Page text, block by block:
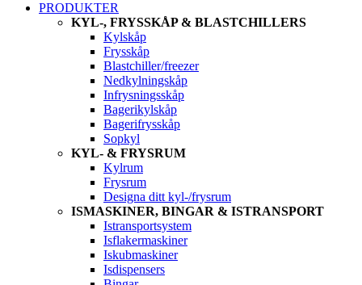
PRODUKTER
KYL-, FRYSSKÅP & BLASTCHILLERS
Kylskåp
Frysskåp
Blastchiller/freezer
Nedkylningskåp
Infrysningsskåp
Bagerikylskåp
Bagerifrysskåp
Sopkyl
KYL- & FRYSRUM
Kylrum
Frysrum
Designa ditt kyl-/frysrum
ISMASKINER, BINGAR & ISTRANSPORT
Istransportsystem
Isflakermaskiner
Iskubmaskiner
Isdispensers